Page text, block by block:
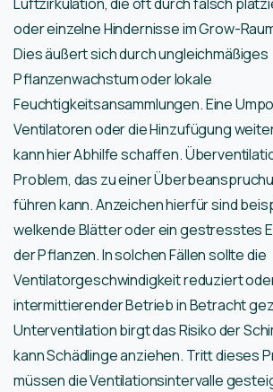
oder einzelne Hindernisse im Grow-
Dies äußert sich durch ungleichmäßiges
Pflanzenwachstum oder lokale
Feuchtigkeitsansammlungen. Eine
Ventilatoren oder die Hinzufügung
kann hier Abhilfe schaffen.
Problem, das zu einer
führen kann. Anzeichen hierfür sind
welkende Blätter oder ein gestresstes
der Pflanzen. In solchen Fällen sollte die
Ventilatorgeschwindigkeit reduziert
intermittierender Betrieb in Betracht
Unterventilation birgt das Risiko der
kann Schädlinge anziehen. Tritt dieses
müssen die Ventilationsintervalle